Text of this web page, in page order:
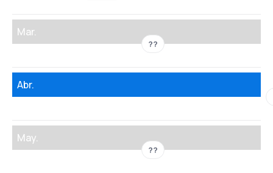
Mar.
??
Abr.
May.
??